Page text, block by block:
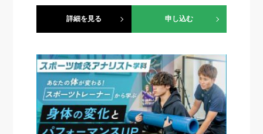
詳細を見る 申し込む